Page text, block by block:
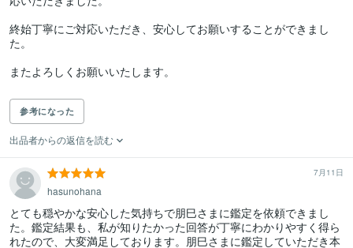
終始丁寧にご対応いただき、安心してお願いすることができまし
た。
またよろしくお願いいたします。
参考になった
出品者からの返信を読む
7月11日
hasunohana
とても穏やかな安心した気持ちで朋巳さまに鑑定を依頼できまし
た。鑑定結果も、私が知りたかった回答が丁寧にわかりやすく得ら
れたので、大変満足しております。朋巳さまに鑑定していただき本